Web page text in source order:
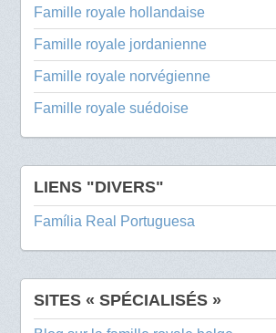
Famille royale hollandaise
Famille royale jordanienne
Famille royale norvégienne
Famille royale suédoise
LIENS "DIVERS"
Família Real Portuguesa
SITES « SPÉCIALISÉS »